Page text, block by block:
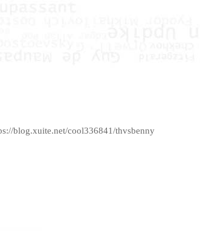
blog.xuite.net/cool336841/thvsbenny